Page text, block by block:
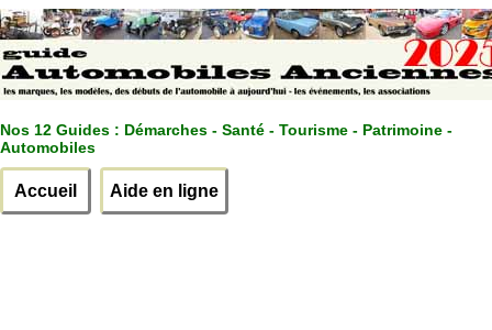
Nos 12 Guides : Démarches - Santé - Tourisme - Patrimoine -
Automobiles
Accueil Aide en ligne